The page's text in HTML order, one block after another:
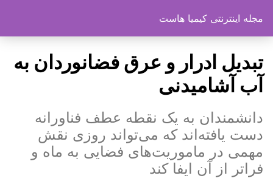
مجله اینترنتی کیمیا هاست
تبدیل ادرار و عرق فضانوردان به
آب آشامیدنی
دانشمندان به یک نقطه عطف فناورانه
دست یافته‌اند که می‌تواند روزی نقش
مهمی در ماموریت‌های فضایی به ماه و
فراتر از آن ایفا کند